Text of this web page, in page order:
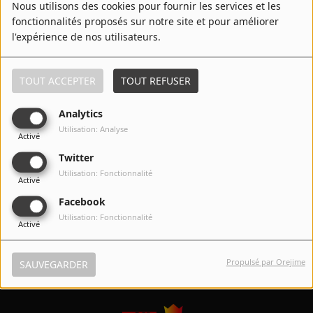
Nous utilisons des cookies pour fournir les services et les
fonctionnalités proposés sur notre site et pour améliorer
l'expérience de nos utilisateurs.
TOUT ACCEPTER TOUT REFUSER
Analytics
Activé
Utilisation: Analyse
Twitter
Activé
Utilisation: Fonctionnalité
Facebook
Activé
Utilisation: Fonctionnalité
SAUVEGARDER Propulsé par Orejime
Contact
Fréquences
Recherche d'un titre
SE CONNECTER
Top 20 des titres les plus demandés par les auditeurs
Spotify
Contact
RadioPlayer